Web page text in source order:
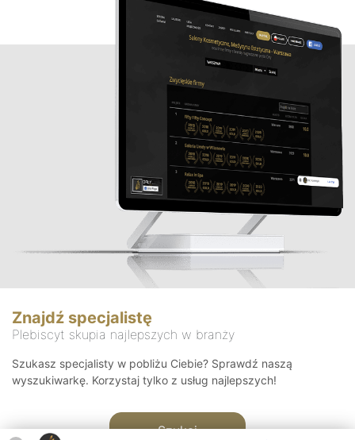
Znajdź specjalistę
Plebiscyt skupia najlepszych w branży
Szukasz specjalisty w pobliżu Ciebie? Sprawdź naszą
wyszukiwarkę. Korzystaj tylko z usług najlepszych!
Szukaj